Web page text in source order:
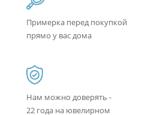
Примерка перед покупкой
прямо у вас дома
Нам можно доверять -
22 года на ювелирном